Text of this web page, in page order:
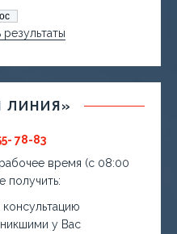
ЛИНИЯ»
78-83
время (с 08:00
получить:
у Вас